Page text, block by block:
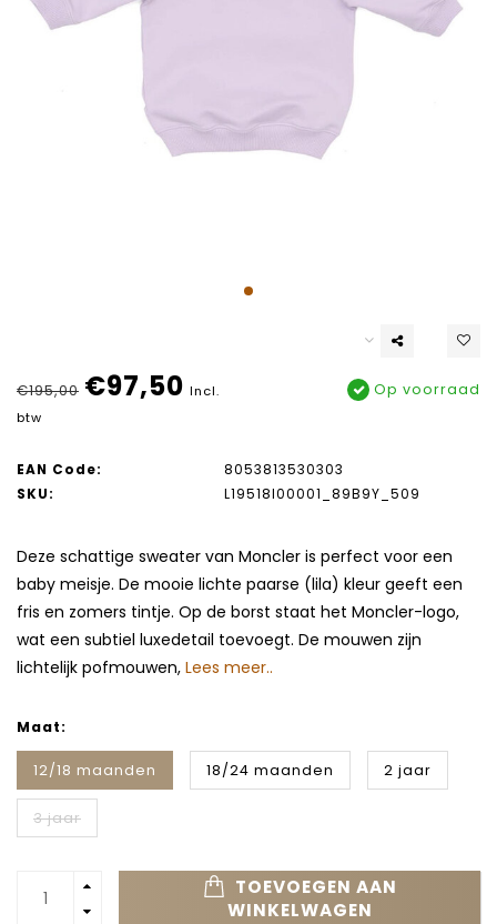
€195,00 €97,50 Incl.
btw
Op voorraad
EAN Code:
8053813530303
SKU:
L19518I00001_89B9Y_509
Deze schattige sweater van Moncler is perfect voor een
baby meisje. De mooie lichte paarse (lila) kleur geeft een
fris en zomers tintje. Op de borst staat het Moncler-logo,
wat een subtiel luxedetail toevoegt. De mouwen zijn
lichtelijk pofmouwen, Lees meer..
Maat:
12/18 maanden 18/24 maanden 2 jaar
3 jaar
TOEVOEGEN AAN
WINKELWAGEN